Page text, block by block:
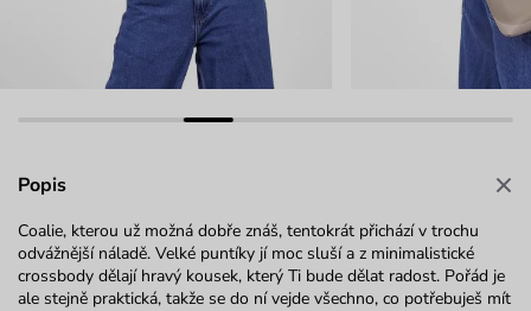
Popis
Coalie, kterou už možná dobře znáš, tentokrát přichází v trochu
odvážnější náladě. Velké puntíky jí moc sluší a z minimalistické
crossbody dělají hravý kousek, který Ti bude dělat radost. Pořád je
ale stejně praktická, takže se do ní vejde všechno, co potřebuješ mít